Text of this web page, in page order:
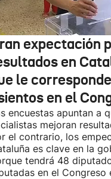
expectación
en
le
en el
encuestas apuntan a
mejoran
el contrario, los
es clave en la
tendrá 48
en el Congreso